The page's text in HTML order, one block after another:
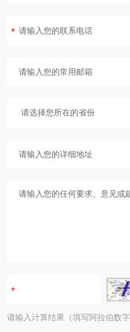
请输入计算结果（填写阿拉伯数